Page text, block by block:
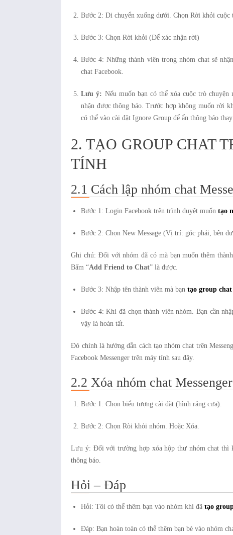
Bước 2: Di chuyển xuống dưới. Chọn Rời khỏi cuộc
Bước 3: Chọn Rời khỏi (Để xác nhận rời)
Bước 4: Những thành viên trong nhóm chat sẽ
chat Facebook.
Lưu ý: Nếu muốn bạn có thể xóa cuộc trò
nhận được thông báo. Trước hợp không muốn rời
có thể vào cài đặt Ignore Group để ẩn thông báo
2. TẠO GROUP CHAT
TÍNH
2.1 Cách lập nhóm chat
Bước 1: Login Facebook trên trình duyệt muốntạo
Bước 2: Chọn New Message (Vị trí: góc phải, bên
Ghi chú: Đối với nhóm đã có mà bạn muốn thêm
Bấm “Add Friend to Chat” là được.
Bước 3: Nhập tên thành viên mà bạntạo group chat
Bước 4: Khi đã chọn thành viên nhóm. Bạn cần
vậy là hoàn tất.
Đó chính là hướng dẫn cách tạo nhóm chat trên
Facebook Messenger trên máy tính sau đây.
2.2 Xóa nhóm chat
Bước 1: Chọn biểu tượng cài đặt (hình răng cưa).
Bước 2: Chọn Ròi khỏi nhóm. Hoặc Xóa.
Lưu ý: Đối với trường hợp xóa hộp thư nhóm chat thì
thông báo.
Hỏi – Đáp
Hỏi: Tôi có thể thêm bạn vào nhóm khi đãtạo
Đáp: Bạn hoàn toàn có thể thêm bạn bè vào nhóm